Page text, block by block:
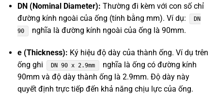
DN (Nominal Diameter): Thường đi kèm với con số chỉ
đường kính ngoài của ống (tính bằng mm). Ví dụ:
DN
90
nghĩa là đường kính ngoài của ống là 90mm.
e (Thickness): Ký hiệu độ dày của thành ống. Ví dụ trên
ống ghi
DN 90 x 2.9mm
nghĩa là ống có đường kính
90mm và độ dày thành ống là 2.9mm. Độ dày này
quyết định trực tiếp đến khả năng chịu lực của ống.